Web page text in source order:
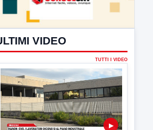
5 AGOSTO 2026
Hanon-Evo, i lavoratori dicono sì al
L'assemblea dei lavoratori Hanon questa
mattina a Contrada Olivola. Decisa...